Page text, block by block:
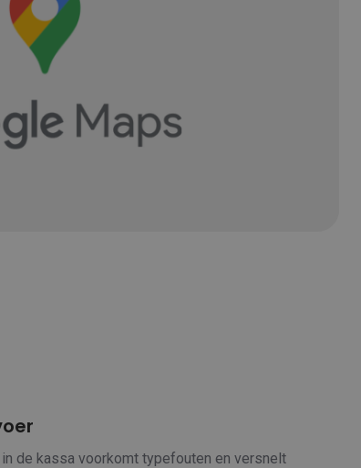
de kassa voorkomt typefouten en versnelt